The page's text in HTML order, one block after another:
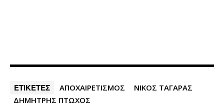
ΕΤΙΚΕΤΕΣ ΑΠΟΧΑΙΡΕΤΙΣΜΟΣ
ΝΙΚΟΣ ΤΑΓΑΡΑΣ
ΔΗΜΗΤΡΗΣ ΠΤΩΧΟΣ